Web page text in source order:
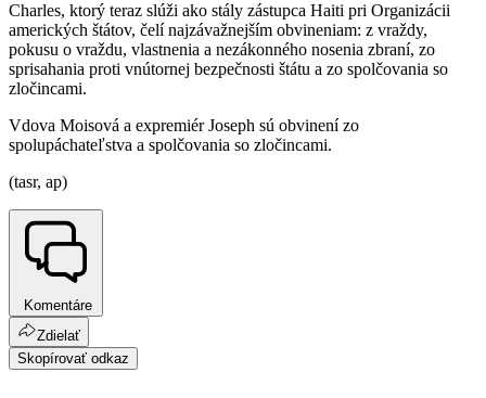
Charles, ktorý teraz slúži ako stály zástupca Haiti pri Organizácii
amerických štátov, čelí najzávažnejším obvineniam: z vraždy,
pokusu o vraždu, vlastnenia a nezákonného nosenia zbraní, zo
sprisahania proti vnútornej bezpečnosti štátu a zo spolčovania so
zločincami.
Vdova Moisová a expremiér Joseph sú obvinení zo
spolupáchateľstva a spolčovania so zločincami.
(tasr, ap)
Komentáre
Zdielať
Skopírovať odkaz